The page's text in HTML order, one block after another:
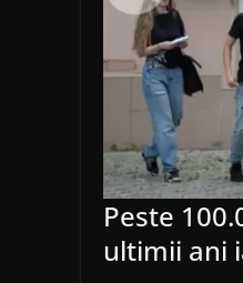
Peste
ultimii ani